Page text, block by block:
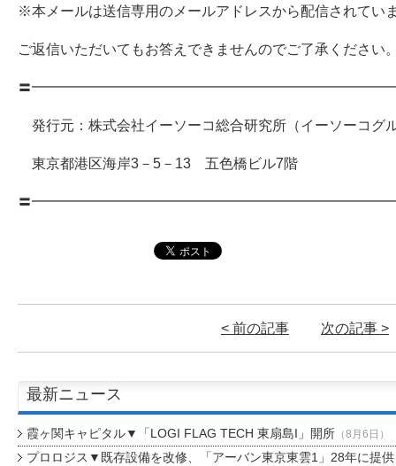
※本メールは送信専用のメールアドレスから配信されてい
ご返信いただいてもお答えできませんのでご了承ください
〓
発行元：株式会社イーソーコ総合研究所（イーソーコグ
東京都港区海岸3－5－13 五色橋ビル7階
〓
< 前の記事 次の記事 >
最新ニュース
霞ヶ関キャピタル▼「LOGI FLAG TECH 東扇島I」開所（8月6日）
プロロジス▼既存設備を改修、「アーバン東京東雲1」28年に提供